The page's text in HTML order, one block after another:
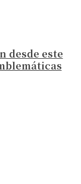
desde este